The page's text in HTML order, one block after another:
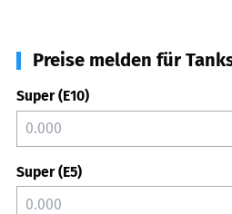
Preise melden für
Super (E10)
Super (E5)